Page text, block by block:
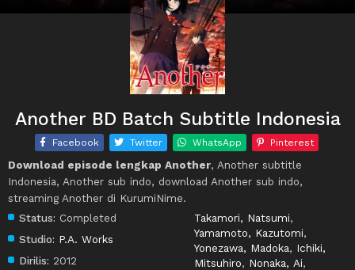
Another BD Batch Subtitle Indonesia
Facebook Twitter WhatsApp Pinterest
Download episode lengkap Another, Another subtitle
Indonesia, Another sub indo, download Another sub indo,
streaming Another di KurumiNime.
Status: Completed
Studio: P.A. Works
Dirilis: 2012
Takamori, Natsumi,
Yamamoto, Kazutomi,
Yonezawa, Madoka, Ichiki,
Mitsuhiro, Nonaka, Ai,